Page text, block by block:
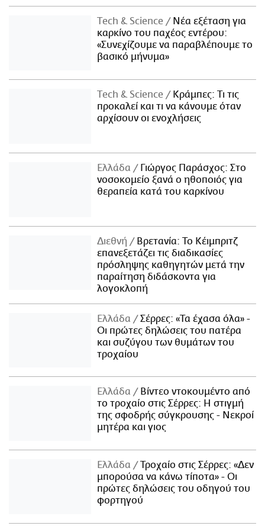
Τech & Science
Νέα εξέταση για
καρκίνο του παχέος εντέρου:
«Συνεχίζουμε να παραβλέπουμε το
βασικό μήνυμα»
Τech & Science
Κράμπες: Τι τις
προκαλεί και τι να κάνουμε όταν
αρχίσουν οι ενοχλήσεις
Ελλάδα
Γιώργος Παράσχος: Στο
νοσοκομείο ξανά ο ηθοποιός για
θεραπεία κατά του καρκίνου
Διεθνή
Βρετανία: Το Κέιμπριτζ
επανεξετάζει τις διαδικασίες
πρόσληψης καθηγητών μετά την
παραίτηση διδάσκοντα για
λογοκλοπή
Ελλάδα
Σέρρες: «Τα έχασα όλα» -
Οι πρώτες δηλώσεις του πατέρα
και συζύγου των θυμάτων του
τροχαίου
Ελλάδα
Βίντεο ντοκουμέντο από
το τροχαίο στις Σέρρες: Η στιγμή
της σφοδρής σύγκρουσης - Νεκροί
μητέρα και γιος
Ελλάδα
Τροχαίο στις Σέρρες: «Δεν
μπορούσα να κάνω τίποτα» - Οι
πρώτες δηλώσεις του οδηγού του
φορτηγού